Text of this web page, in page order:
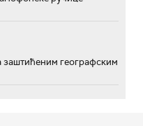
географским